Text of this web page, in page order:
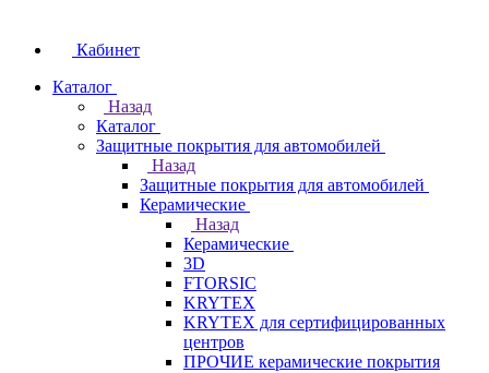
Кабинет
Каталог
Назад
Каталог
Защитные покрытия для автомобилей
Назад
Защитные покрытия для автомобилей
Керамические
Назад
Керамические
3D
FTORSIC
KRYTEX
KRYTEX для сертифицированных
центров
ПРОЧИЕ керамические покрытия